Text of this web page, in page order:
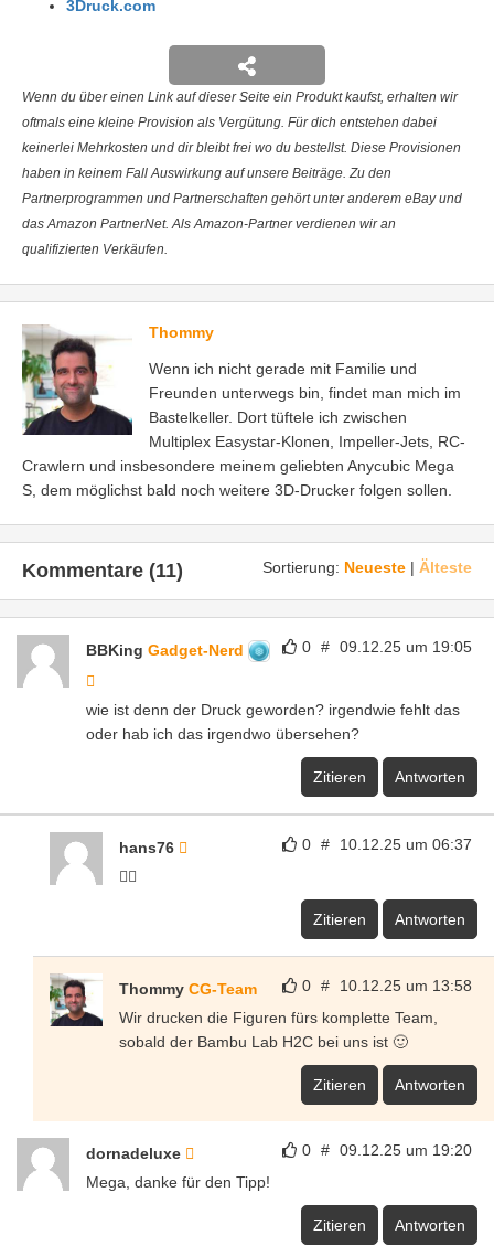
3Druck.com
Wenn du über einen Link auf dieser Seite ein Produkt kaufst, erhalten wir
oftmals eine kleine Provision als Vergütung. Für dich entstehen dabei
keinerlei Mehrkosten und dir bleibt frei wo du bestellst. Diese Provisionen
haben in keinem Fall Auswirkung auf unsere Beiträge. Zu den
Partnerprogrammen und Partnerschaften gehört unter anderem eBay und
das Amazon PartnerNet. Als Amazon-Partner verdienen wir an
qualifizierten Verkäufen.
Thommy
Wenn ich nicht gerade mit Familie und
Freunden unterwegs bin, findet man mich im
Bastelkeller. Dort tüftele ich zwischen
Multiplex Easystar-Klonen, Impeller-Jets, RC-
Crawlern und insbesondere meinem geliebten Anycubic Mega
S, dem möglichst bald noch weitere 3D-Drucker folgen sollen.
Sortierung: Neueste | Älteste
Kommentare (11)
0 # 09.12.25 um 19:05
BBKing Gadget-Nerd
wie ist denn der Druck geworden? irgendwie fehlt das
oder hab ich das irgendwo übersehen?
Zitieren Antworten
0 # 10.12.25 um 06:37
hans76
👍🏻
Zitieren Antworten
0 # 10.12.25 um 13:58
Thommy CG-Team
Wir drucken die Figuren fürs komplette Team,
sobald der Bambu Lab H2C bei uns ist 🙂
Zitieren Antworten
0 # 09.12.25 um 19:20
dornadeluxe
Mega, danke für den Tipp!
Zitieren Antworten